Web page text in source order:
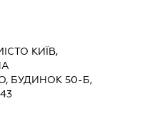
КИЇВ,
БУДИНОК 50-Б,